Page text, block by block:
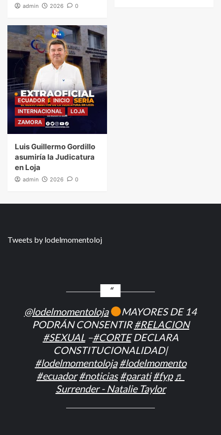
admin 2026 0
ECUADOR
INICIO
INTERNACIONAL
LOJA
ZAMORA
Luis Guillermo Gordillo
asumiría la Judicatura
en Loja
admin 2026 0
Tweets by lodelmomentoloj
@lodelmomentoloja
MAYORES DE 14
PODRÁN CONSENTIR#RELACION
#SEXUAL–#CORTEDECLARA
CONSTITUCIONALIDAD|
#lodelmomentoloja #lodelmomento
#ecuador #noticias #parati #fyp ♬
Surrender - Natalie Taylor